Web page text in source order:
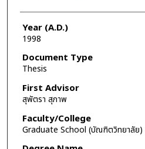
Year (A.D.)
1998
Document Type
Thesis
First Advisor
สุพัตรา สุภาพ
Faculty/College
Graduate School (บัณฑิตวิทยาลัย)